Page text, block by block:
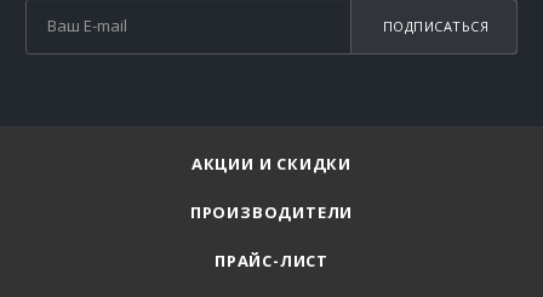
ПОДПИСАТЬСЯ
АКЦИИ И СКИДКИ
ПРОИЗВОДИТЕЛИ
ПРАЙС-ЛИСТ